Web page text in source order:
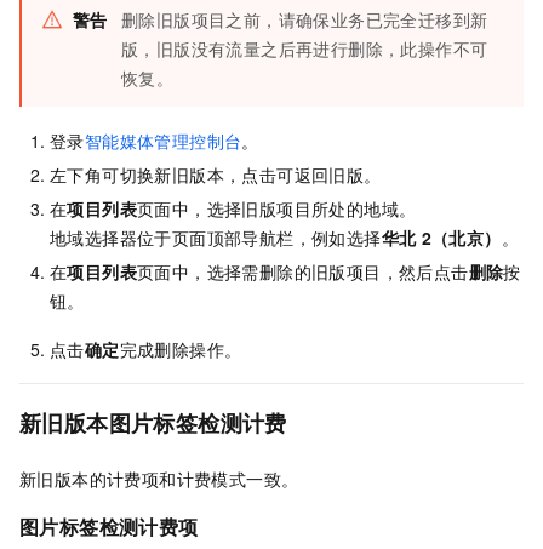
警告 删除旧版项目之前，请确保业务已完全迁移到新
版，旧版没有流量之后再进行删除，此操作不可
恢复。
登录智能媒体管理控制台。
左下角可切换新旧版本，点击可返回旧版。
在项目列表页面中，选择旧版项目所处的地域。
地域选择器位于页面顶部导航栏，例如选择华北 2（北京） 。
在项目列表页面中，选择需删除的旧版项目，然后点击删除按
钮。
点击确定完成删除操作。
新旧版本图片标签检测计费
新旧版本的计费项和计费模式一致。
图片标签检测计费项